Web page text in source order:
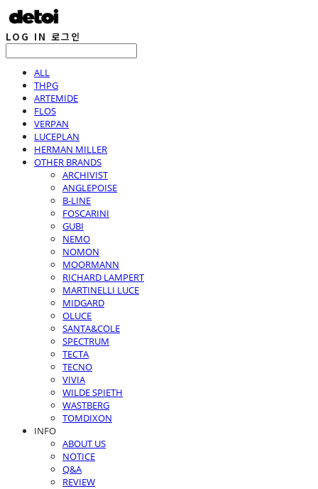
LOG IN 로그인
ALL
THPG
ARTEMIDE
FLOS
VERPAN
LUCEPLAN
HERMAN MILLER
OTHER BRANDS
ARCHIVIST
ANGLEPOISE
B-LINE
FOSCARINI
GUBI
NEMO
NOMON
MOORMANN
RICHARD LAMPERT
MARTINELLI LUCE
MIDGARD
OLUCE
SANTA&COLE
SPECTRUM
TECTA
TECNO
VIVIA
WILDE SPIETH
WASTBERG
TOMDIXON
INFO
ABOUT US
NOTICE
Q&A
REVIEW